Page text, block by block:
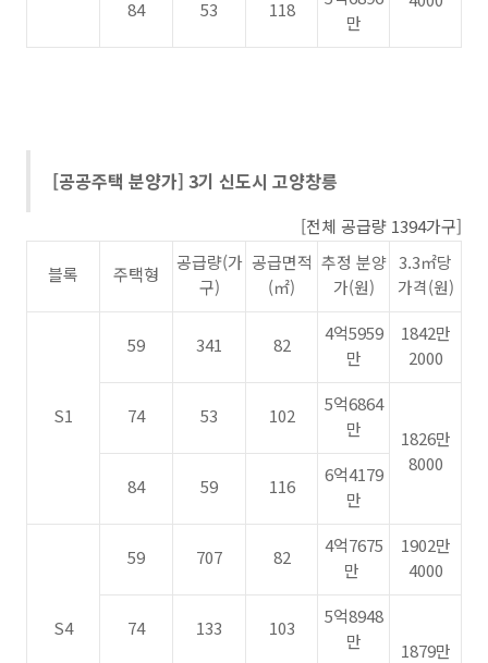
84 53 118
만
[공공주택 분양가] 3기 신도시 고양창릉
[전체 공급량 1394가구]
블록 주택형
공급량(가
구)
공급면적
(㎡)
추정 분양
가(원)
3.3㎡당
가격(원)
S1
59 341 82
4억5959
만
1842만
2000
74 53 102
5억6864
만
1826만
8000
84
59 116
6억4179
만
S4
59 707 82
4억7675
만
1902만
4000
74 133 103
5억8948
만
1879만